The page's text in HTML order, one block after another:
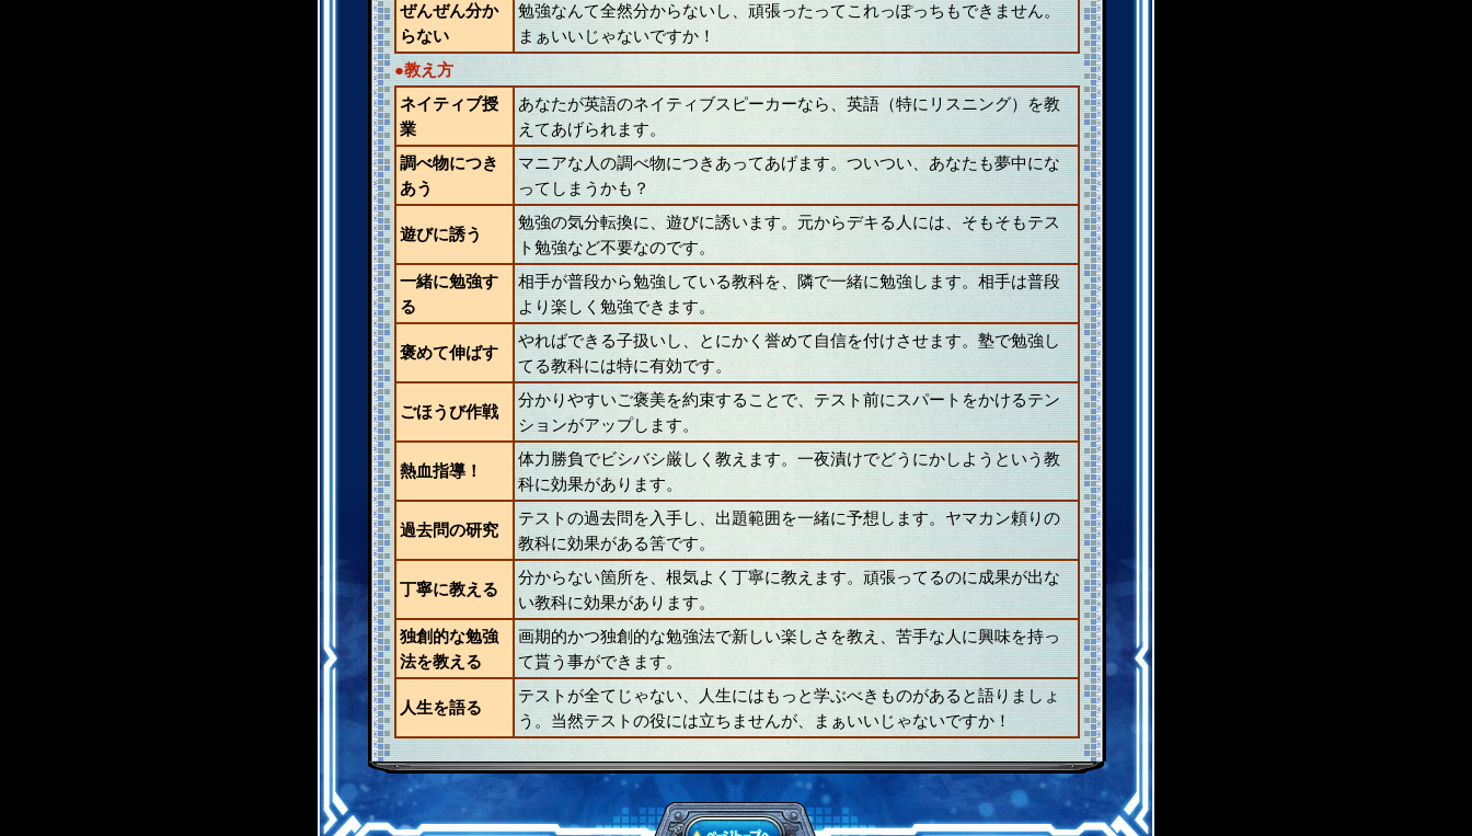
ぜんぜん分か
らない
勉強なんて全然分からないし、頑張ったってこれっぽっちもできません。
まぁいいじゃないですか！
●教え方
ネイティブ授
業
あなたが英語のネイティブスピーカーなら、英語（特にリスニング）を教
えてあげられます。
調べ物につき
あう
マニアな人の調べ物につきあってあげます。ついつい、あなたも夢中にな
ってしまうかも？
遊びに誘う
勉強の気分転換に、遊びに誘います。元からデキる人には、そもそもテス
ト勉強など不要なのです。
一緒に勉強す
る
相手が普段から勉強している教科を、隣で一緒に勉強します。相手は普段
より楽しく勉強できます。
褒めて伸ばす
やればできる子扱いし、とにかく誉めて自信を付けさせます。塾で勉強し
てる教科には特に有効です。
ごほうび作戦
分かりやすいご褒美を約束することで、テスト前にスパートをかけるテン
ションがアップします。
熱血指導！
体力勝負でビシバシ厳しく教えます。一夜漬けでどうにかしようという教
科に効果があります。
過去問の研究
テストの過去問を入手し、出題範囲を一緒に予想します。ヤマカン頼りの
教科に効果がある筈です。
丁寧に教える
分からない箇所を、根気よく丁寧に教えます。頑張ってるのに成果が出な
い教科に効果があります。
独創的な勉強
法を教える
画期的かつ独創的な勉強法で新しい楽しさを教え、苦手な人に興味を持っ
て貰う事ができます。
人生を語る
テストが全てじゃない、人生にはもっと学ぶべきものがあると語りましょ
う。当然テストの役には立ちませんが、まぁいいじゃないですか！